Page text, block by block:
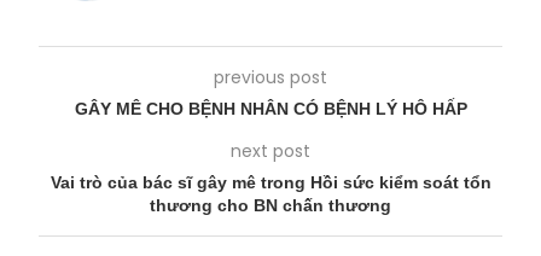
previous post
GÂY MÊ CHO BỆNH NHÂN CÓ BỆNH LÝ HÔ HẤP
next post
Vai trò của bác sĩ gây mê trong Hồi sức kiểm soát tổn
thương cho BN chấn thương